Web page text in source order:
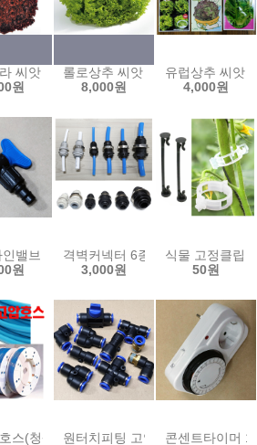
수질 산도 pH 측정기 테스터기 EC 수족
씨앗 6000립 유럽 상추 쌈채소 샐러드 씨앗
원
롤로상추 씨앗 6000립 유럽상추
8,000원
유럽상추 씨앗
4,000원
형 어댑터 1000mA adapter (smps)
인밸브 13mm 점적호스 점적 테이프 LD연질
원
격벽커넥터 6종 벌크헤드 커넥터
3,000원
식물 고정클립
50원
터치피팅마개 정수기피팅마개
스(청색)/우레탄고압호스(투명)/에어호스/
원터치피팅 고압 공압밸브 우레
콘센트타이머